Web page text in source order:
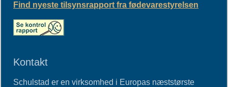
Find nyeste tilsynsrapport fra fødevarestyrelsen
Kontakt
Schulstad er en virksomhed i Europas næststørste